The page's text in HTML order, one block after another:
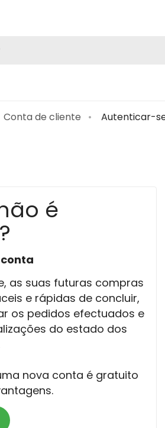
Conta de cliente Autenticar-
é
as suas futuras compras
e rápidas de concluir,
os pedidos efectuados e
do estado dos
nova conta é gratuito